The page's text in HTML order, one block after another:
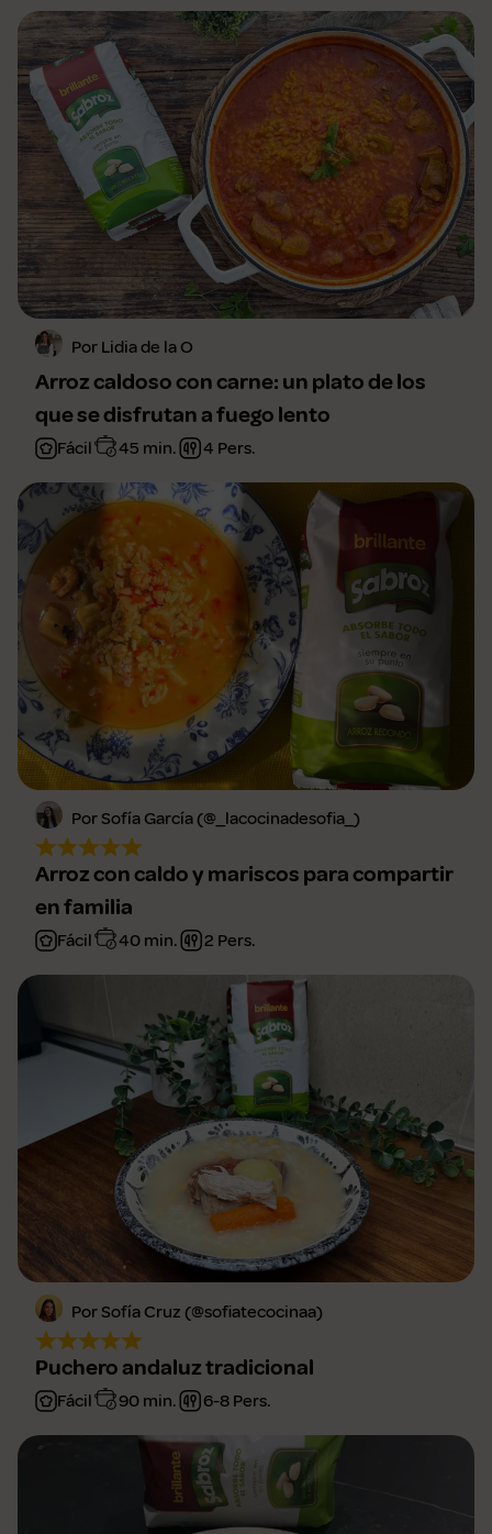
Por Lidia de la O
Arroz caldoso con carne: un plato de los
que se disfrutan a fuego lento
Fácil 45 min. 4 Pers.
Por Sofía García (@_lacocinadesofia_)
Arroz con caldo y mariscos para compartir
en familia
Fácil 40 min. 2 Pers.
Por Sofía Cruz (@sofiatecocinaa)
Puchero andaluz tradicional
Fácil 90 min. 6-8 Pers.